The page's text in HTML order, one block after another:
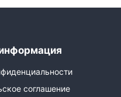
соглашение